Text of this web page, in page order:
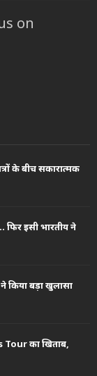
on
के बीच सकारात्मक
इसी भारतीय ने
ने किया बड़ा खुलासा
Tour का खिताब,